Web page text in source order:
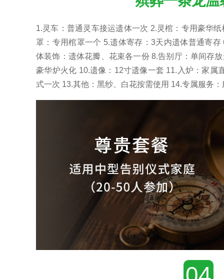
1.灵车：普通灵车接运遗体一次 2.灵棺：专用豪华
罩：专用棺罩一个 5.遗体寄存：3天内遗体普通寄
体装饰：遗体花瓣、花束各一份 8.告别厅：单间存
豪华炉火化 10.遗像：12寸遗像一套 11.入炉：家属
式一次 13.其他：黑纱、白花按需使用 14.专属服务